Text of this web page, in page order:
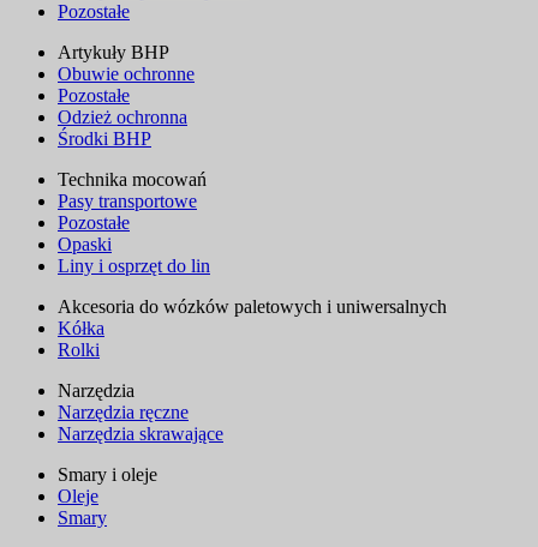
Pozostałe
Artykuły BHP
Obuwie ochronne
Pozostałe
Odzież ochronna
Środki BHP
Technika mocowań
Pasy transportowe
Pozostałe
Opaski
Liny i osprzęt do lin
Akcesoria do wózków paletowych i uniwersalnych
Kółka
Rolki
Narzędzia
Narzędzia ręczne
Narzędzia skrawające
Smary i oleje
Oleje
Smary